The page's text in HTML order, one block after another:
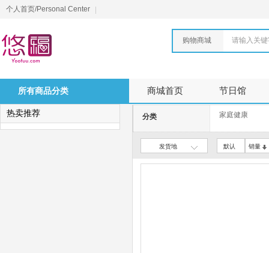
个人首页/Personal Center
购物商城 请输入关
所有商品分类 商城首页 节日馆
热卖推荐 分类 家庭健康
发货地 默认 销量